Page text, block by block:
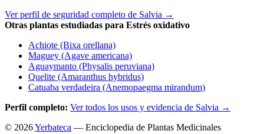
Ver perfil de seguridad completo de Salvia →
Otras plantas estudiadas para Estrés oxidativo
Achiote (Bixa orellana)
Maguey (Agave americana)
Aguaymanto (Physalis peruviana)
Quelite (Amaranthus hybridus)
Catuaba verdadeira (Anemopaegma mirandum)
Perfil completo: Ver todos los usos y evidencia de Salvia →
© 2026Yerbateca — Enciclopedia de Plantas Medicinales